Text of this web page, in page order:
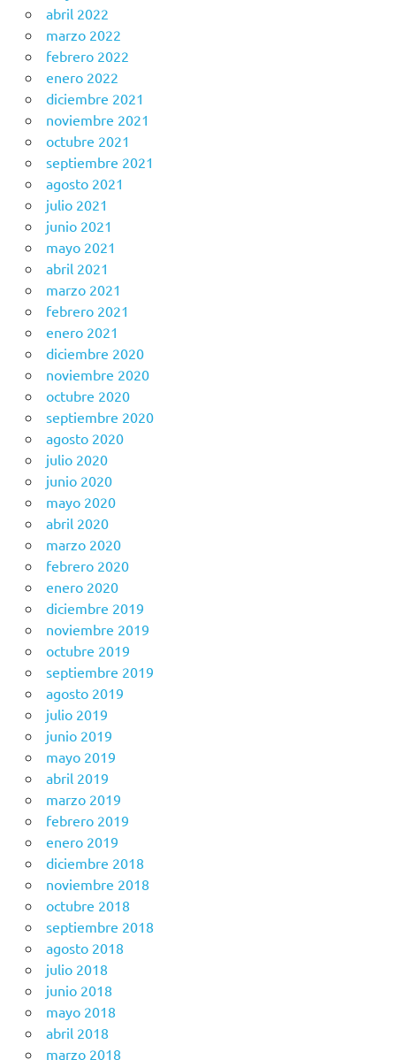
abril 2022
marzo 2022
febrero 2022
enero 2022
diciembre 2021
noviembre 2021
octubre 2021
septiembre 2021
agosto 2021
julio 2021
junio 2021
mayo 2021
abril 2021
marzo 2021
febrero 2021
enero 2021
diciembre 2020
noviembre 2020
octubre 2020
septiembre 2020
agosto 2020
julio 2020
junio 2020
mayo 2020
abril 2020
marzo 2020
febrero 2020
enero 2020
diciembre 2019
noviembre 2019
octubre 2019
septiembre 2019
agosto 2019
julio 2019
junio 2019
mayo 2019
abril 2019
marzo 2019
febrero 2019
enero 2019
diciembre 2018
noviembre 2018
octubre 2018
septiembre 2018
agosto 2018
julio 2018
junio 2018
mayo 2018
abril 2018
marzo 2018